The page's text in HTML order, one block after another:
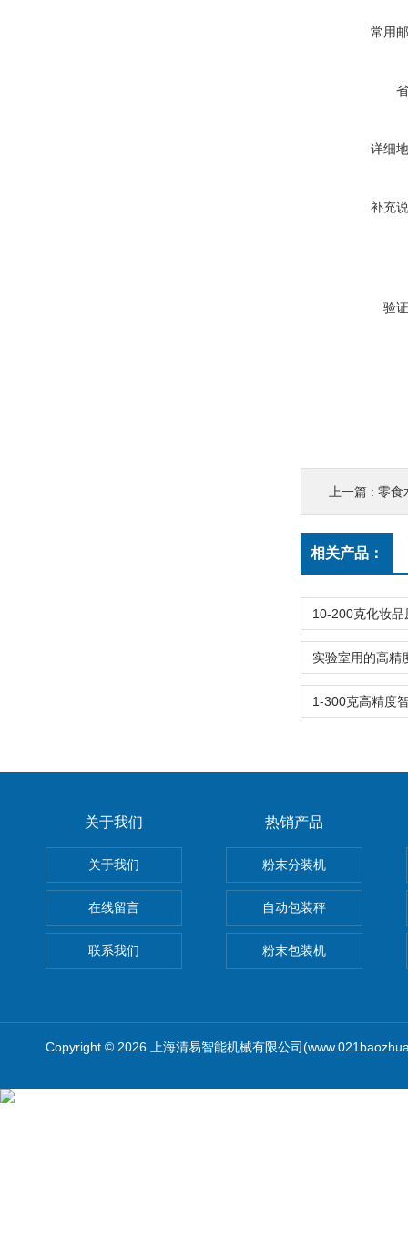
常用
详细
补充
验
上一篇 : 零食
相关产品：
关于我们
关于我们
在线留言
联系我们
热销产品
粉末分装机
自动包装秤
粉末包装机
Copyright © 2026 上海清易智能机械有限公司